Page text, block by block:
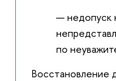
недопуск
по
Восстановление